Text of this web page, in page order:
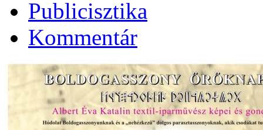
Publicisztika
Kommentár